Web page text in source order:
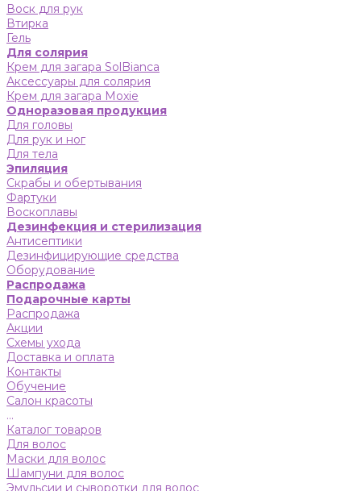
Воск для рук
Втирка
Гель
Для солярия
Крем для загара SolBianca
Аксессуары для солярия
Крем для загара Moxie
Одноразовая продукция
Для головы
Для рук и ног
Для тела
Эпиляция
Скрабы и обертывания
Фартуки
Воскоплавы
Дезинфекция и стерилизация
Антисептики
Дезинфицирующие средства
Оборудование
Распродажа
Подарочные карты
Распродажа
Акции
Схемы ухода
Доставка и оплата
Контакты
Обучение
Салон красоты
...
Каталог товаров
Для волос
Маски для волос
Шампуни для волос
Эмульсии и сыворотки для волос